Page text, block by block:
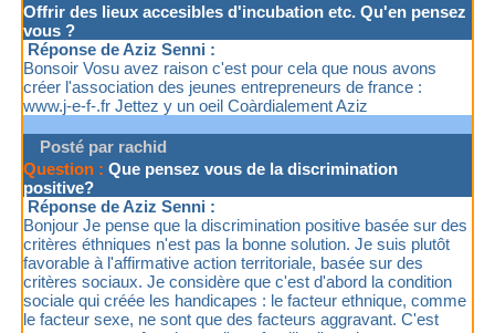
Offrir des lieux accesibles d'incubation etc. Qu'en pensez
vous ?
Réponse de Aziz Senni :
Bonsoir Vosu avez raison c'est pour cela que nous avons
créer l'association des jeunes entrepreneurs de france :
www.j-e-f-.fr Jettez y un oeil Coàrdialement Aziz
Posté par rachid
Question : Que pensez vous de la discrimination
positive?
Réponse de Aziz Senni :
Bonjour Je pense que la discrimination positive basée sur des
critères éthniques n'est pas la bonne solution. Je suis plutôt
favorable à l'affirmative action territoriale, basée sur des
critères sociaux. Je considère que c'est d'abord la condition
sociale qui créée les handicapes : le facteur ethnique, comme
le facteur sexe, ne sont que des facteurs aggravant. C'est